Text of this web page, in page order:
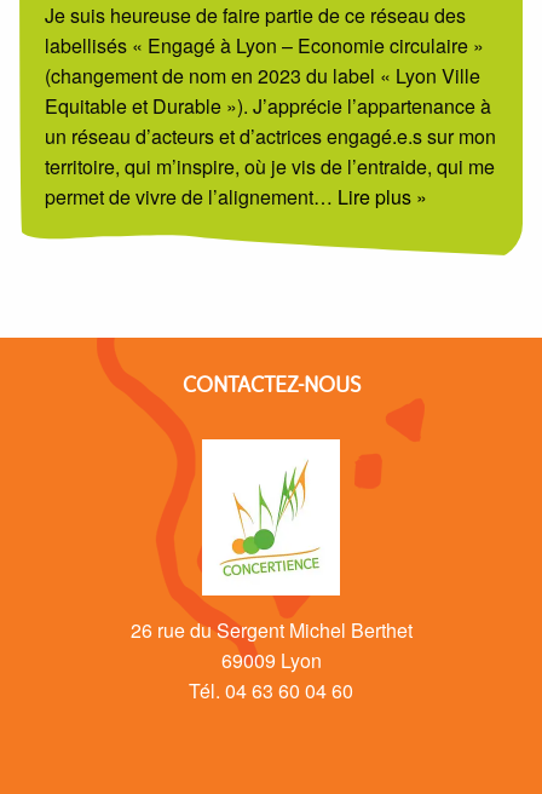
Je suis heureuse de faire partie de ce réseau des
labellisés « Engagé à Lyon – Economie circulaire »
(changement de nom en 2023 du label « Lyon Ville
Equitable et Durable »). J’apprécie l’appartenance à
un réseau d’acteurs et d’actrices engagé.e.s sur mon
territoire, qui m’inspire, où je vis de l’entraide, qui me
permet de vivre de l’alignement… Lire plus »
CONTACTEZ-NOUS
26 rue du Sergent Michel Berthet
69009 Lyon
Tél. 04 63 60 04 60